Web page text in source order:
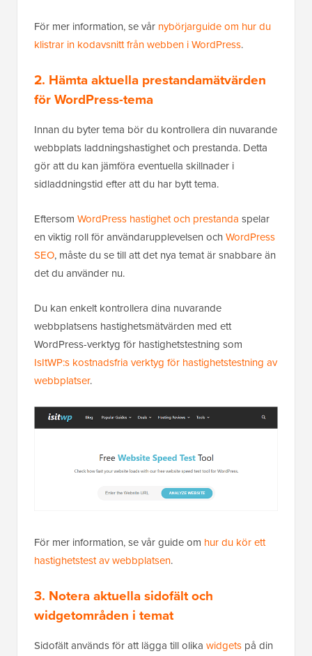
För mer information, se vår nybörjarguide om hur du
klistrar in kodavsnitt från webben i WordPress.
2. Hämta aktuella prestandamätvärden
för WordPress-tema
Innan du byter tema bör du kontrollera din nuvarande
webbplats laddningshastighet och prestanda. Detta
gör att du kan jämföra eventuella skillnader i
sidladdningstid efter att du har bytt tema.
Eftersom WordPress hastighet och prestanda spelar
en viktig roll för användarupplevelsen ochWordPress
SEO, måste du se till att det nya temat är snabbare än
det du använder nu.
Du kan enkelt kontrollera dina nuvarande
webbplatsens hastighetsmätvärden med ett
WordPress-verktyg för hastighetstestning som
IsItWP:s kostnadsfria verktyg för hastighetstestning av
webbplatser.
För mer information, se vår guide om hur du kör ett
hastighetstest av webbplatsen.
3. Notera aktuella sidofält och
widgetområden i temat
Sidofält används för att lägga till olika widgets på din